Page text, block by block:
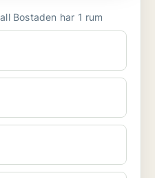
Lägenhet att hyra i Sundsvall Bostaden har 1 rum